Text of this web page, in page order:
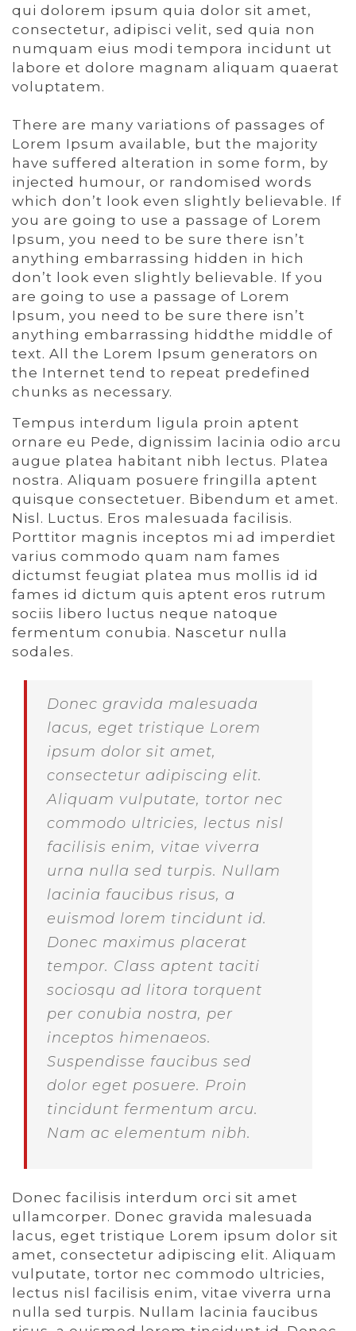
qui dolorem ipsum quia dolor sit amet,
consectetur, adipisci velit, sed quia non
numquam eius modi tempora incidunt ut
labore et dolore magnam aliquam quaerat
voluptatem.
There are many variations of passages of
Lorem Ipsum available, but the majority
have suffered alteration in some form, by
injected humour, or randomised words
which don’t look even slightly believable. If
you are going to use a passage of Lorem
Ipsum, you need to be sure there isn’t
anything embarrassing hidden in hich
don’t look even slightly believable. If you
are going to use a passage of Lorem
Ipsum, you need to be sure there isn’t
anything embarrassing hiddthe middle of
text. All the Lorem Ipsum generators on
the Internet tend to repeat predefined
chunks as necessary.
Tempus interdum ligula proin aptent
ornare eu Pede, dignissim lacinia odio arcu
augue platea habitant nibh lectus. Platea
nostra. Aliquam posuere fringilla aptent
quisque consectetuer. Bibendum et amet.
Nisl. Luctus. Eros malesuada facilisis.
Porttitor magnis inceptos mi ad imperdiet
varius commodo quam nam fames
dictumst feugiat platea mus mollis id id
fames id dictum quis aptent eros rutrum
sociis libero luctus neque natoque
fermentum conubia. Nascetur nulla
sodales.
Donec gravida malesuada
lacus, eget tristique Lorem
ipsum dolor sit amet,
consectetur adipiscing elit.
Aliquam vulputate, tortor nec
commodo ultricies, lectus nisl
facilisis enim, vitae viverra
urna nulla sed turpis. Nullam
lacinia faucibus risus, a
euismod lorem tincidunt id.
Donec maximus placerat
tempor. Class aptent taciti
sociosqu ad litora torquent
per conubia nostra, per
inceptos himenaeos.
Suspendisse faucibus sed
dolor eget posuere. Proin
tincidunt fermentum arcu.
Nam ac elementum nibh.
Donec facilisis interdum orci sit amet
ullamcorper. Donec gravida malesuada
lacus, eget tristique Lorem ipsum dolor sit
amet, consectetur adipiscing elit. Aliquam
vulputate, tortor nec commodo ultricies,
lectus nisl facilisis enim, vitae viverra urna
nulla sed turpis. Nullam lacinia faucibus